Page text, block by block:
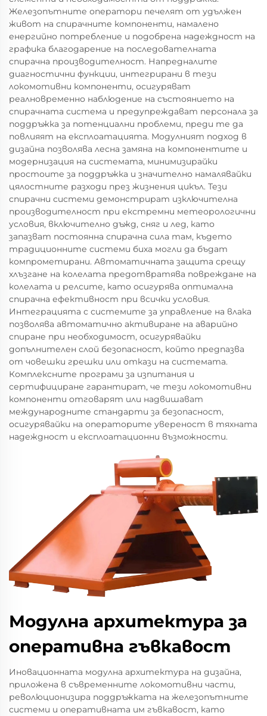
Железопътните оператори печелят от удължен
живот на спирачните компоненти, намалено
енергийно потребление и подобрена надеждност на
графика благодарение на последователната
спирачна производителност. Напредналите
диагностични функции, интегрирани в тези
локомотивни компоненти, осигуряват
реалновременно наблюдение на състоянието на
спирачната система и предупреждават персонала за
поддръжка за потенциални проблеми, преди те да
повлияят на експлоатацията. Модулният подход в
дизайна позволява лесна замяна на компонентите и
модернизация на системата, минимизирайки
простоите за поддръжка и значително намалявайки
цялостните разходи през жизнения цикъл. Тези
спирачни системи демонстрират изключителна
производителност при екстремни метеорологични
условия, включително дъжд, сняг и лед, като
запазват постоянна спирачна сила там, където
традиционните системи биха могли да бъдат
компрометирани. Автоматичната защита срещу
хлъзгане на колелата предотвратява повреждане на
колелата и релсите, като осигурява оптимална
спирачна ефективност при всички условия.
Интеграцията с системите за управление на влака
позволява автоматично активиране на аварийно
спиране при необходимост, осигурявайки
допълнителен слой безопасност, който предпазва
от човешки грешки или откази на системата.
Комплексните програми за изпитания и
сертифициране гарантират, че тези локомотивни
компоненти отговарят или надвишават
международните стандарти за безопасност,
осигурявайки на операторите увереност в тяхната
надеждност и експлоатационни възможности.
Модулна архитектура за
оперативна гъвкавост
Иновационната модулна архитектура на дизайна,
приложена в съвременните локомотивни части,
революционизира поддръжката на железопътните
системи и оперативната им гъвкавост, като